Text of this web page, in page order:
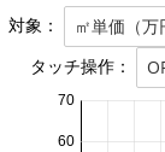
対象： ㎡単価（万
タッチ操作：
60
70